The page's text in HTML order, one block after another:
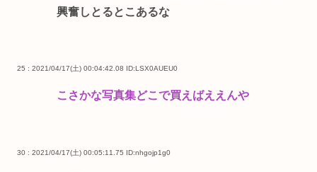
興奮しとるとこあるな
25 : 2021/04/17(土) 00:04:42.08 ID:LSX0AUEU0
こさかな写真集どこで買えばええんや
30 : 2021/04/17(土) 00:05:11.75 ID:nhgojp1g0